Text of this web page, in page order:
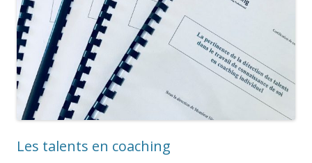
Les talents en coaching